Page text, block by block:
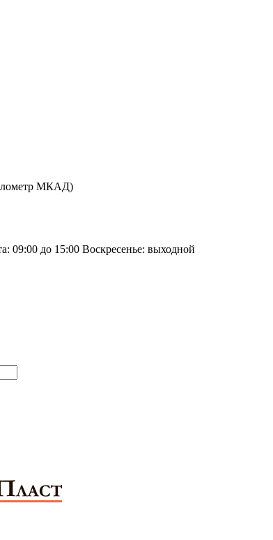
МКАД)
09:00 до 15:00 Воскресенье: выходной